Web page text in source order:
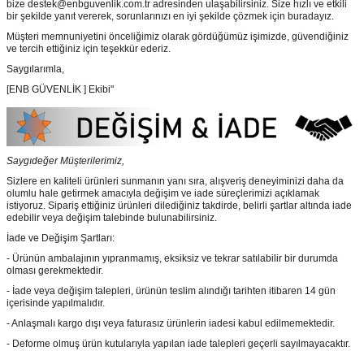
bize destek@enbguvenlik.com.tr adresinden ulaşabilirsiniz. Size hızlı ve etkili
bir şekilde yanıt vererek, sorunlarınızı en iyi şekilde çözmek için buradayız.
Müşteri memnuniyetini önceliğimiz olarak gördüğümüz işimizde, güvendiğiniz
ve tercih ettiğiniz için teşekkür ederiz.
Saygılarımla,
[ENB GÜVENLİK ] Ekibi"
Saygıdeğer Müşterilerimiz,
Sizlere en kaliteli ürünleri sunmanın yanı sıra, alışveriş deneyiminizi daha da
olumlu hale getirmek amacıyla değişim ve iade süreçlerimizi açıklamak
istiyoruz. Sipariş ettiğiniz ürünleri dilediğiniz takdirde, belirli şartlar altında iade
edebilir veya değişim talebinde bulunabilirsiniz.
İade ve Değişim Şartları:
- Ürünün ambalajının yıpranmamış, eksiksiz ve tekrar satılabilir bir durumda
olması gerekmektedir.
- İade veya değişim talepleri, ürünün teslim alındığı tarihten itibaren 14 gün
içerisinde yapılmalıdır.
- Anlaşmalı kargo dışı veya faturasız ürünlerin iadesi kabul edilmemektedir.
- Deforme olmuş ürün kutularıyla yapılan iade talepleri geçerli sayılmayacaktır.